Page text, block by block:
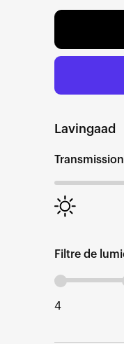
Lavingaad
Filtre de
4